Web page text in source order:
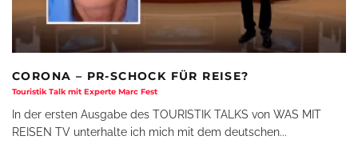
CORONA – PR-SCHOCK FÜR REISE?
Touristik Talk mit Experte Marc Fest
In der ersten Ausgabe des TOURISTIK TALKS von WAS MIT
REISEN TV unterhalte ich mich mit dem deutschen...